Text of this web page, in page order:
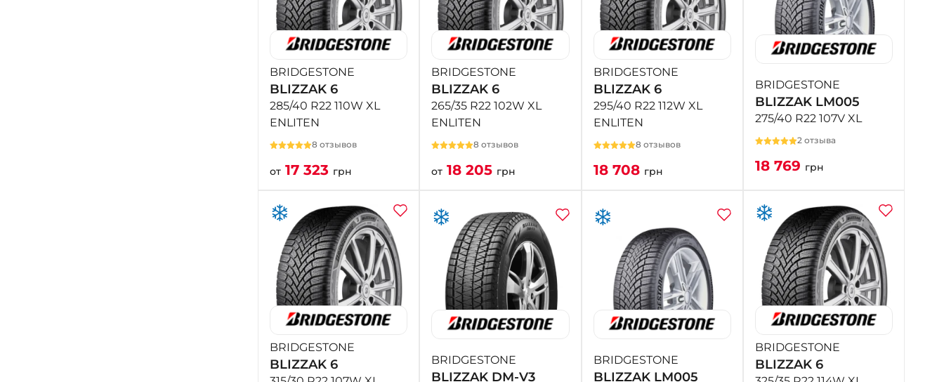
BRIDGESTONE
BLIZZAK 6
285/40 R22 110W XL
ENLITEN
8 отзывов
от 17 323 грн
BRIDGESTONE
BLIZZAK 6
265/35 R22 102W XL
ENLITEN
8 отзывов
от 18 205 грн
BRIDGESTONE
BLIZZAK 6
295/40 R22 112W XL
ENLITEN
8 отзывов
18 708 грн
BRIDGESTONE
BLIZZAK LM005
275/40 R22 107V XL
2 отзыва
18 769 грн
BRIDGESTONE
BLIZZAK 6 BRIDGESTONE
BLIZZAK DM-V3
BRIDGESTONE
BLIZZAK LM005
BRIDGESTONE
BLIZZAK 6